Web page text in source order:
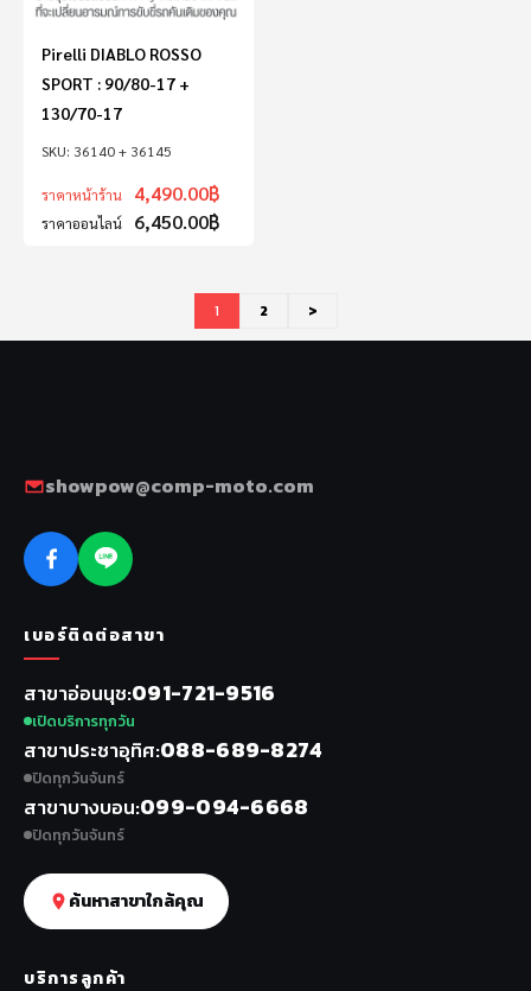
36140 + 36145
Pirelli DIABLO ROSSO
SPORT : 90/80-17 +
130/70-17
ราคาหน้าร้าน 4,490.00฿
ราคาออนไลน์ 6,450.00฿
1 2 >
showpow@comp-moto.com
เบอร์ติดต่อสาขา
สาขาอ่อนนุช 091-721-9516
เปิดบริการทุกวัน
สาขาประชาอุทิศ 088-689-8274
ปิดทุกวันจันทร์
สาขาบางบอน 099-094-6668
ปิดทุกวันจันทร์
ค้นหาสาขาใกล้คุณ
บริการลูกค้า